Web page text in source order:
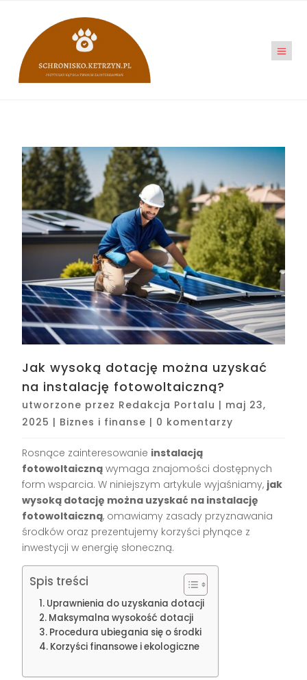
Jak wysoką dotację można uzyskać
na instalację fotowoltaiczną?
utworzone przez Redakcja Portalu | maj 23,
2025 | Biznes i finanse | 0 komentarzy
Rosnące zainteresowanie instalacją
fotowoltaiczną wymaga znajomości dostępnych
form wsparcia. W niniejszym artykule wyjaśniamy, jak
wysoką dotację można uzyskać na instalację
fotowoltaiczną, omawiamy zasady przyznawania
środków oraz prezentujemy korzyści płynące z
inwestycji w energię słoneczną.
Spis treści
Uprawnienia do uzyskania dotacji
Maksymalna wysokość dotacji
Procedura ubiegania się o środki
Korzyści finansowe i ekologiczne